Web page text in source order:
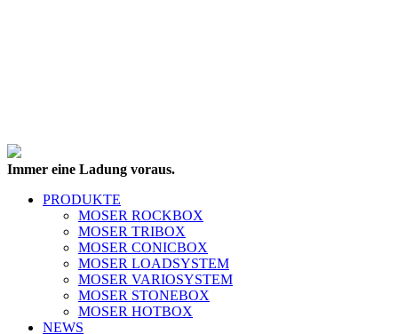
Immer eine Ladung voraus.
PRODUKTE
MOSER ROCKBOX
MOSER TRIBOX
MOSER CONICBOX
MOSER LOADSYSTEM
MOSER VARIOSYSTEM
MOSER STONEBOX
MOSER HOTBOX
NEWS